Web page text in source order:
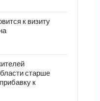
к визиту
старше
к